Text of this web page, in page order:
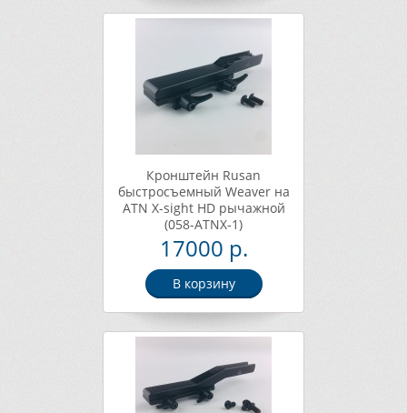
Кронштейн Rusan
быстросъемный Weaver на
ATN X-sight HD рычажной
(058-ATNX-1)
17000 р.
В корзину